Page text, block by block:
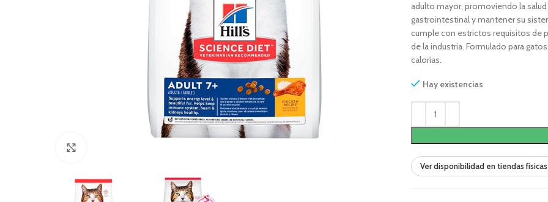
adulto mayor, promoviendo la
gastrointestinal y mantener su
cumple con estrictos requisitos de
de la industria. Formulado para
calorías.
Hay existencias
Ver disponibilidad en tiendas físicas